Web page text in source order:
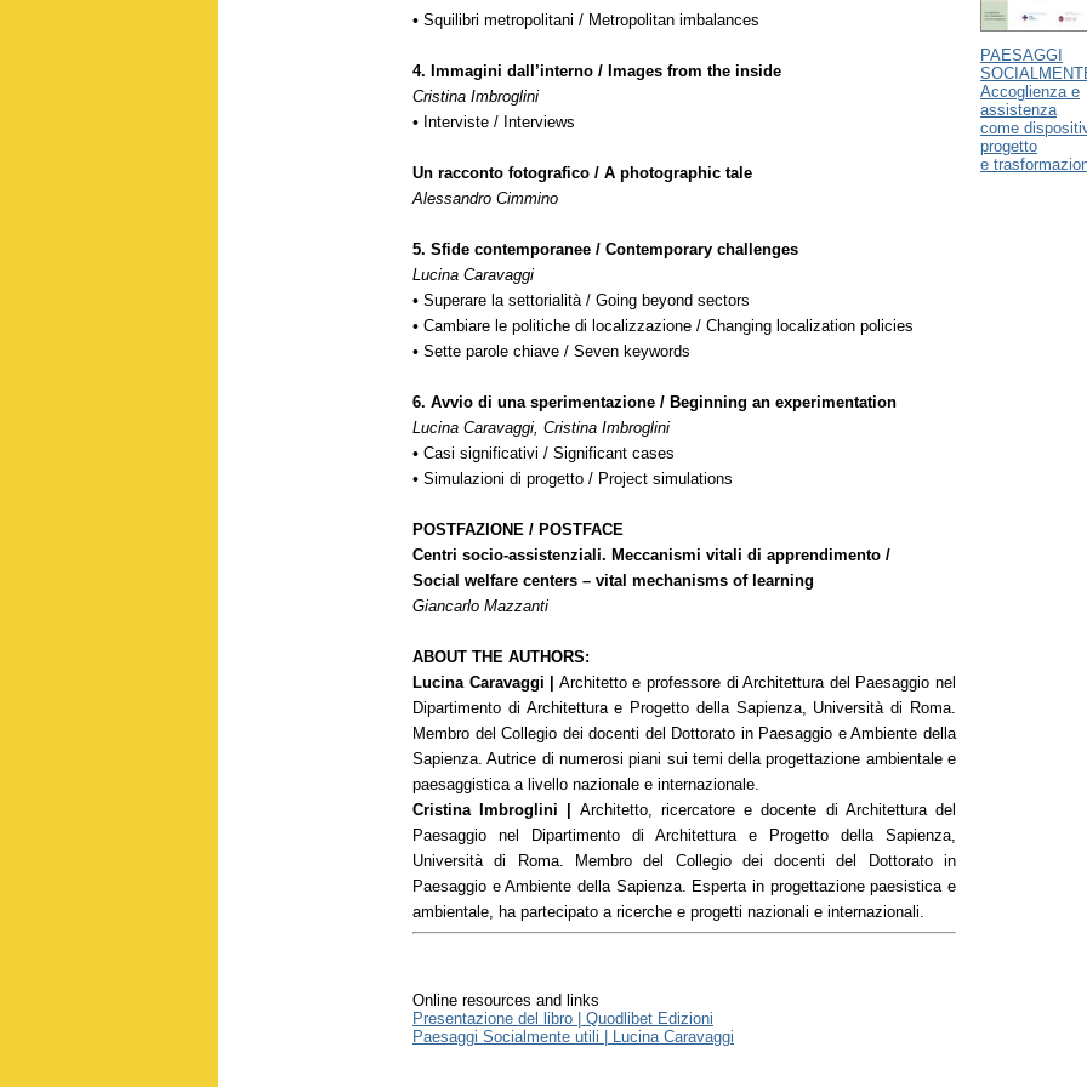
• Squilibri metropolitani / Metropolitan imbalances
4. Immagini dall’interno / Images from the inside
Cristina Imbroglini
• Interviste / Interviews
Un racconto fotografico / A photographic tale
Alessandro Cimmino
5. Sfide contemporanee / Contemporary challenges
Lucina Caravaggi
• Superare la settorialità / Going beyond sectors
• Cambiare le politiche di localizzazione / Changing localization policies
• Sette parole chiave / Seven keywords
6. Avvio di una sperimentazione / Beginning an experimentation
Lucina Caravaggi, Cristina Imbroglini
• Casi significativi / Significant cases
• Simulazioni di progetto / Project simulations
POSTFAZIONE / POSTFACE
Centri socio-assistenziali. Meccanismi vitali di apprendimento /
Social welfare centers – vital mechanisms of learning
Giancarlo Mazzanti
ABOUT THE AUTHORS:
Lucina Caravaggi | Architetto e professore di Architettura del Paesaggio nel
Dipartimento di Architettura e Progetto della Sapienza, Università di Roma.
Membro del Collegio dei docenti del Dottorato in Paesaggio e Ambiente della
Sapienza. Autrice di numerosi piani sui temi della progettazione ambientale e
paesaggistica a livello nazionale e internazionale.
Cristina Imbroglini | Architetto, ricercatore e docente di Architettura del
Paesaggio nel Dipartimento di Architettura e Progetto della Sapienza,
Università di Roma. Membro del Collegio dei docenti del Dottorato in
Paesaggio e Ambiente della Sapienza. Esperta in progettazione paesistica e
ambientale, ha partecipato a ricerche e progetti nazionali e internazionali.
PAESAGGI
Accoglienza e
assistenza
come
progetto
e
Online resources and links
Presentazione del libro | Quodlibet Edizioni
Paesaggi Socialmente utili | Lucina Caravaggi